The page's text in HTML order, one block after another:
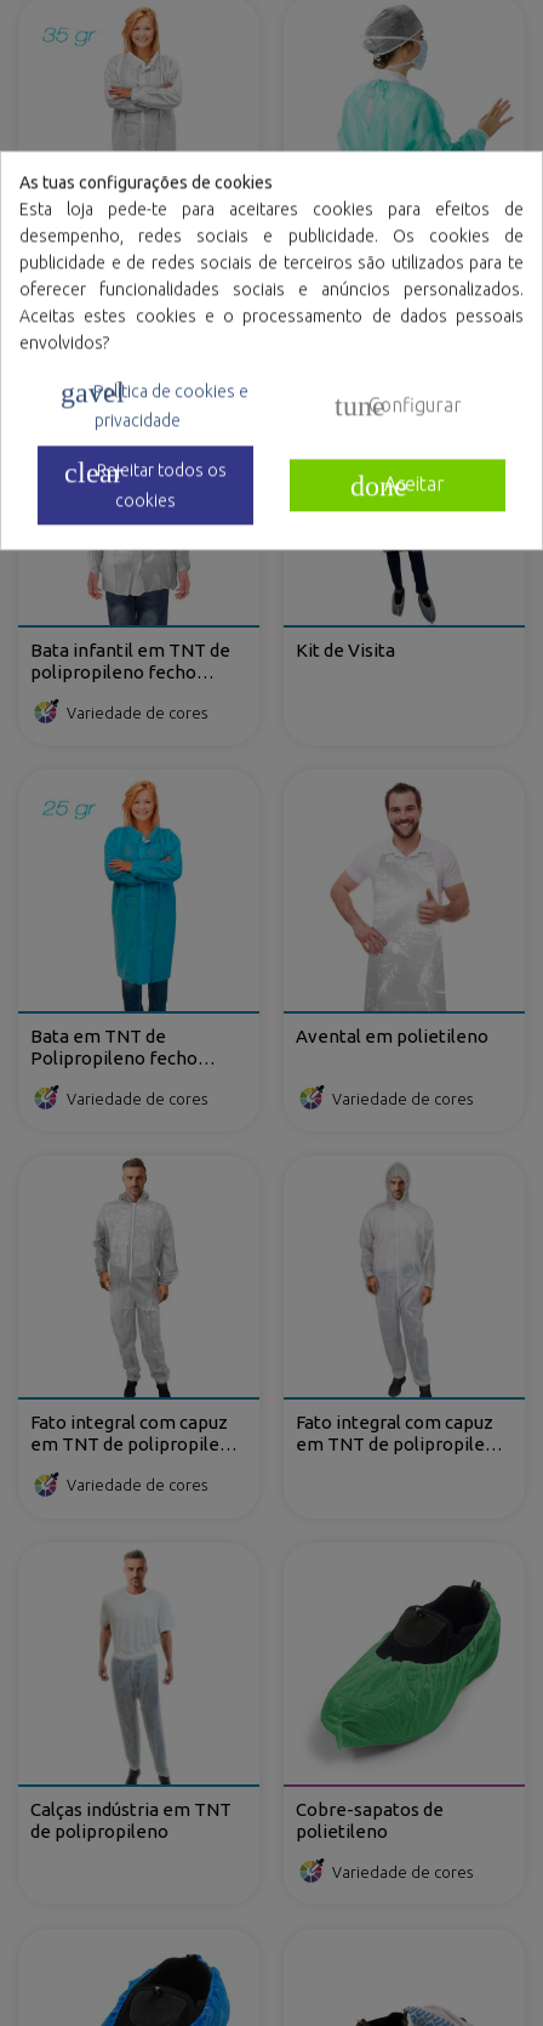
Bata de visita em TNT de
polipropileno fecho
frontal com velcro
Variedade de cores
Bata sanitária em TNT de
polipropileno com fecho
dorsal e atilhos
Variedade de cores
Bata infantil em TNT de
polipropileno fecho
Variedade de cores
Kit de Visita
Bata em TNT de
Polipropileno fecho
Variedade de cores
Avental em polietileno
Variedade de cores
Fato integral com capuz
em TNT de polipropileno
Variedade de cores
Fato integral com capuz
em TNT de polipropileno
Calças indústria em TNT
de polipropileno
Cobre-sapatos de
polietileno
Variedade de cores
As tuas configurações de cookies
Esta loja pede-te para aceitares cookies para efeitos de
desempenho, redes sociais e publicidade. Os cookies de
publicidade e de redes sociais de terceiros são utilizados para te
oferecer funcionalidades sociais e anúncios personalizados.
Aceitas estes cookies e o processamento de dados pessoais
envolvidos?
gavel
Política de cookies e
privacidade
tuneConfigurar
clear
Rejeitar todos os
cookies
doneAceitar